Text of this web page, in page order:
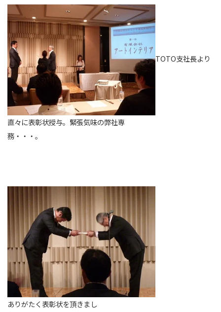
TOTO支社長より
直々に表彰状授与。緊張気味の弊社専
務・・・。
ありがたく表彰状を頂きまし